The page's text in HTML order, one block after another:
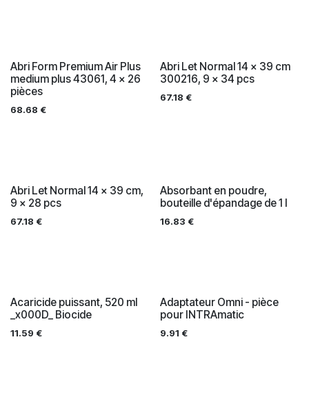
Abri Form Premium Air Plus
medium plus 43061, 4 x 26
pièces
68.68 €
Abri Let Normal 14 x 39 cm
300216, 9 x 34 pcs
67.18 €
Abri Let Normal 14 x 39 cm,
9 x 28 pcs
67.18 €
Absorbant en poudre,
bouteille d'épandage de 1 l
16.83 €
Acaricide puissant, 520 ml
_x000D_ Biocide
11.59 €
Adaptateur Omni - pièce
pour INTRAmatic
9.91 €